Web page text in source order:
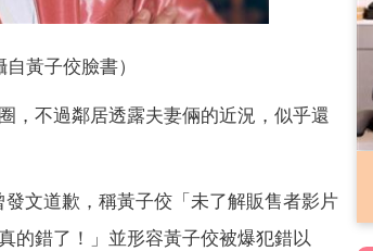
黃子佼臉書）
，不過鄰居透露夫妻倆的近況，似乎還
文道歉，稱黃子佼「未了解販售者影片
的錯了！」並形容黃子佼被爆犯錯以